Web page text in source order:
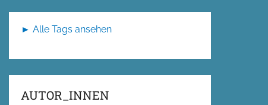
► Alle Tags ansehen
AUTOR_INNEN